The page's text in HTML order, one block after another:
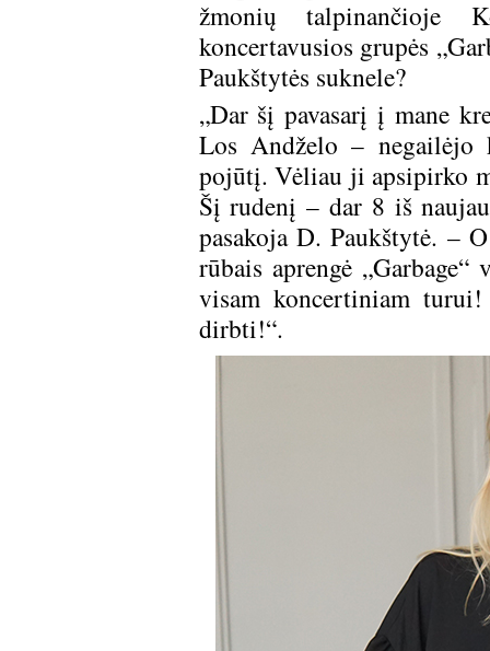
žmonių talpinančioje
koncertavusios grupės
Paukštytės suknele?
„Dar šį pavasarį į mane
Los Andželo – negailėjo
pojūtį. Vėliau ji apsipirko
Šį rudenį – dar 8 iš
pasakoja D. Paukštytė. –
rūbais aprengė
visam koncertiniam
dirbti!“.